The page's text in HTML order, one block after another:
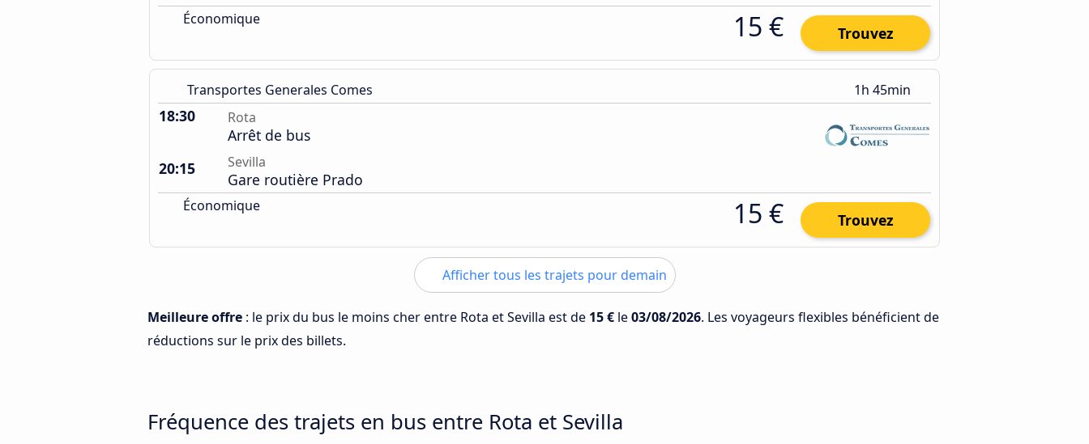
Économique 15 € Trouvez
Transportes Generales Comes 1h 45min
18:30 Rota
Arrêt de bus
20:15
Sevilla
Gare routière Prado
Économique 15 € Trouvez
Afficher tous les trajets pour demain
Meilleure offre : le prix du bus le moins cher entre Rota et Sevilla est de 15 € le03/08/2026. Les voyageurs flexibles bénéficient de
réductions sur le prix des billets.
Fréquence des trajets en bus entre Rota et Sevilla